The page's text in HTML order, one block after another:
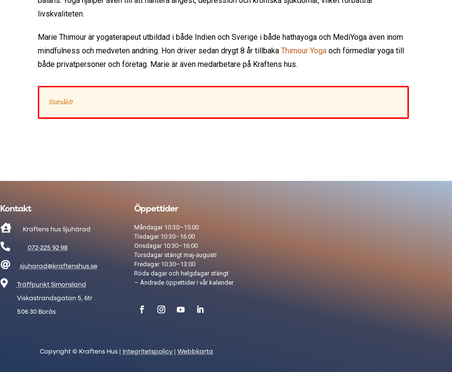
livskvaliteten.
Marie Thimour är yogaterapeut utbildad i både Indien och Sverige i både hathayoga och MediYoga även inom
mindfulness och medveten andning. Hon driver sedan drygt 8 år tillbakaThimour Yoga och förmedlar yoga till
både privatpersoner och företag. Marie är även medarbetare på Kraftens hus.
Slutsåld!
Kontakt
 Kraftens hus Sjuhärad
 072-225 92 98
 sjuharad@kraftenshus.se
 Träffpunkt Simonsland
Viskastrandsgatan 5, 6tr
506 30 Borås
Öppettider
Måndagar 10:30–15:00
Tisdagar 10:30–16:00
Onsdagar 10:30–16:00
Torsdagar stängt maj-augusti
Fredagar 10:30–13:00
Röda dagar och helgdagar stängt​
– Ändrade öppettider i vår kalender
Copyright © Kraftens Hus | Integritetspolicy Webbkarta